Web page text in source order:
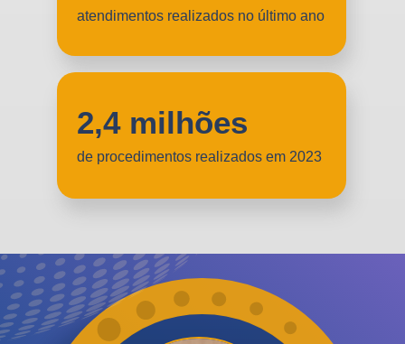
atendimentos realizados no último ano
de procedimentos realizados em 2023
2,4 milhões